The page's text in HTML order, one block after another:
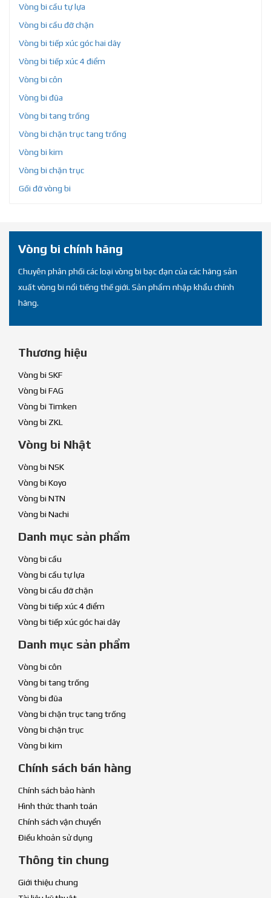
Vòng bi cầu tự lựa
Vòng bi cầu đỡ chặn
Vòng bi tiếp xúc góc hai dãy
Vòng bi tiếp xúc 4 điểm
Vòng bi côn
Vòng bi đũa
Vòng bi tang trống
Vòng bi chặn trục tang trống
Vòng bi kim
Vòng bi chặn trục
Gối đỡ vòng bi
Vòng bi chính hãng
Chuyên phân phối các loại vòng bi bạc đạn của các hãng sản
xuất vòng bi nổi tiếng thế giới. Sản phẩm nhập khẩu chính
hãng.
Thương hiệu
Vòng bi SKF
Vòng bi FAG
Vòng bi Timken
Vòng bi ZKL
Vòng bi Nhật
Vòng bi NSK
Vòng bi Koyo
Vòng bi NTN
Vòng bi Nachi
Danh mục sản phẩm
Vòng bi cầu
Vòng bi cầu tự lựa
Vòng bi cầu đỡ chặn
Vòng bi tiếp xúc 4 điểm
Vòng bi tiếp xúc góc hai dãy
Danh mục sản phẩm
Vòng bi côn
Vòng bi tang trống
Vòng bi đũa
Vòng bi chặn trục tang trống
Vòng bi chặn trục
Vòng bi kim
Chính sách bán hàng
Chính sách bảo hành
Hình thức thanh toán
Chính sách vận chuyển
Điều khoản sử dụng
Thông tin chung
Giới thiệu chung